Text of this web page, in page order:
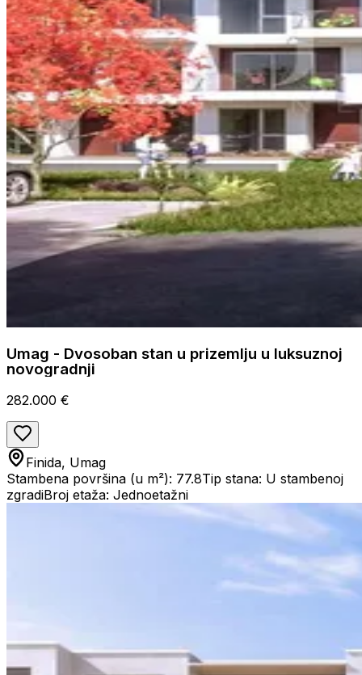
Umag - Dvosoban stan u prizemlju u luksuznoj
novogradnji
282.000 €
Finida, Umag
Stambena površina (u m²): 77.8Tip stana: U stambenoj
zgradiBroj etaža: Jednoetažni